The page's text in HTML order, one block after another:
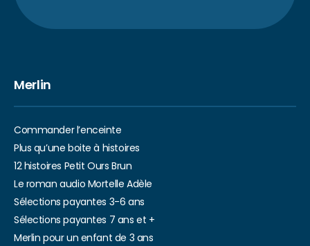
Merlin
Commander l’enceinte
Plus qu’une boite à histoires
12 histoires Petit Ours Brun
Le roman audio Mortelle Adèle
Sélections payantes 3-6 ans
Sélections payantes 7 ans et +
Merlin pour un enfant de 3 ans